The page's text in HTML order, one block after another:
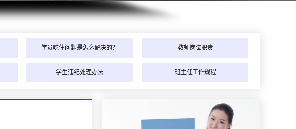
学员吃住问题是怎么解决的？ 教师岗位职责
学生违纪处理办法 班主任工作规程